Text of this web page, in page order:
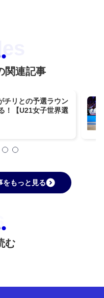
関連記事
チリとの予選ラウン
！【U21女子世界選
をもっと見る
む